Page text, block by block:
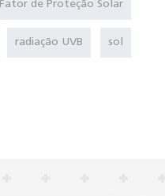
Fator de Proteção Solar
radiação UVB sol